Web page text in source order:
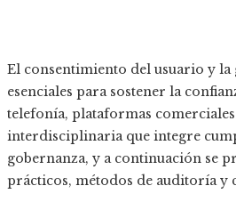
El consentimiento del usuario y
esenciales para sostener la
telefonía, plataformas
interdisciplinaria que integre
gobernanza, y a continuación se
prácticos, métodos de auditoría y